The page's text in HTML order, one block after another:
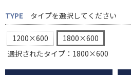
TYPE
タイプを選択してください
1200×600
1800×600
選択されたタイプ：1800×600